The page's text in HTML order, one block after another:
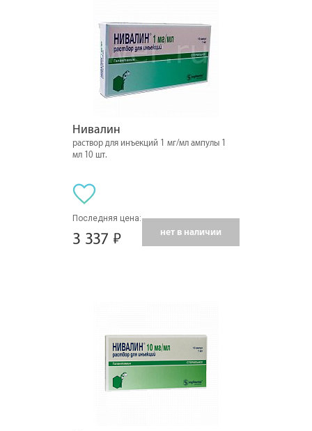
Нивалин
раствор для инъекций 1 мг/мл ампулы 1
мл 10 шт.
Последняя цена:
3 337 нет в наличии